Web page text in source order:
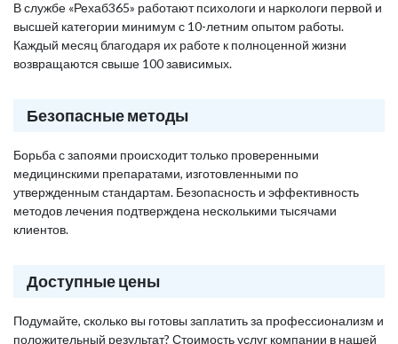
В службе «Рехаб365» работают психологи и наркологи первой и
высшей категории минимум с 10-летним опытом работы.
Каждый месяц благодаря их работе к полноценной жизни
возвращаются свыше 100 зависимых.
Безопасные методы
Борьба с запоями происходит только проверенными
медицинскими препаратами, изготовленными по
утвержденным стандартам. Безопасность и эффективность
методов лечения подтверждена несколькими тысячами
клиентов.
Доступные цены
Подумайте, сколько вы готовы заплатить за профессионализм и
положительный результат? Стоимость услуг компании в нашей